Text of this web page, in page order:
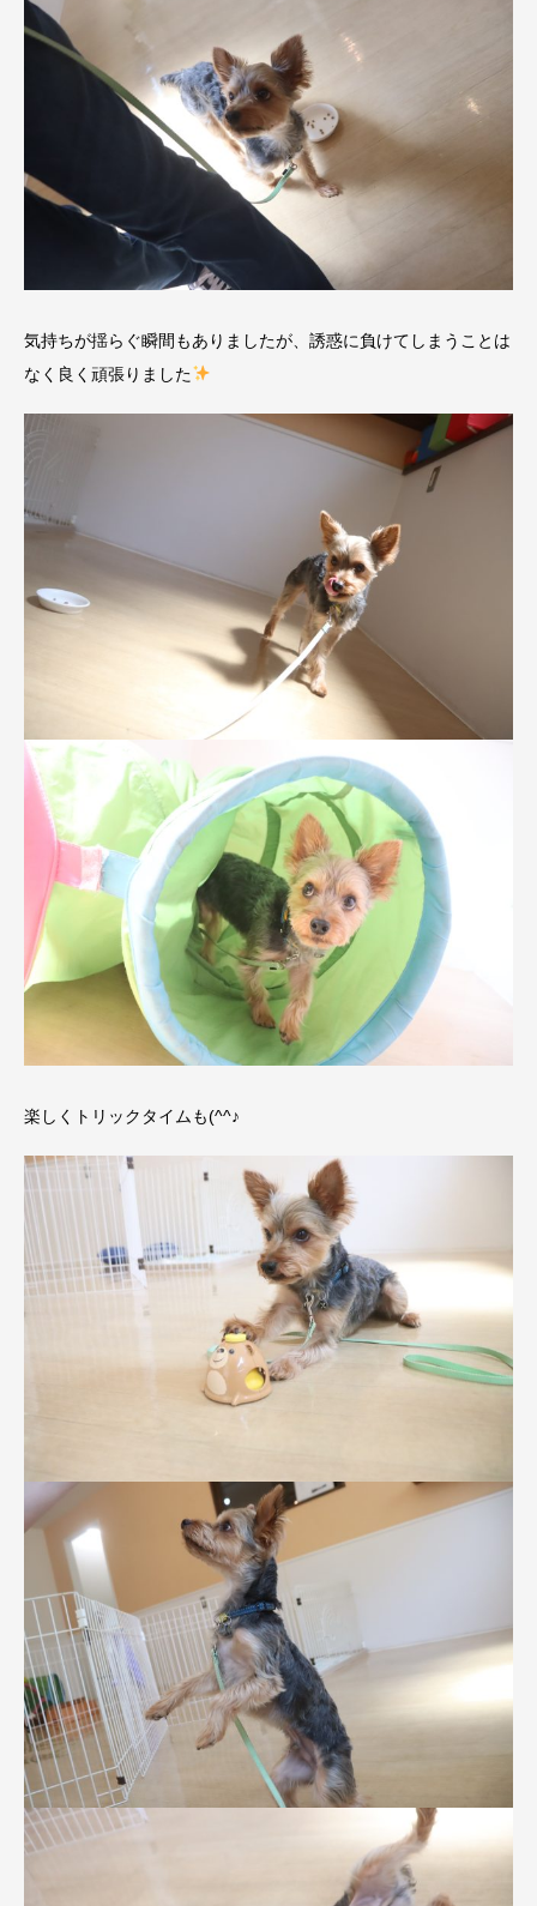
気持ちが揺らぐ瞬間もありましたが、誘惑に負けてしまうことは
なく良く頑張りました
楽しくトリックタイムも(^^♪